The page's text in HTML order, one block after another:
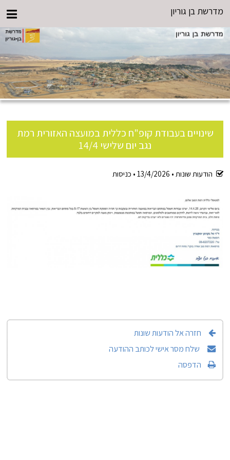
מדרשת בן גוריון
שינויים בעבודת קופ"ח כללית במועצה האזורית רמת
נגב יום שלישי 14/4
הודעות שונות • 13/4/2026
• כניסות
חזרה אל הודעות שונות
שלח מסר אישי לכותב ההודעה
הדפסה